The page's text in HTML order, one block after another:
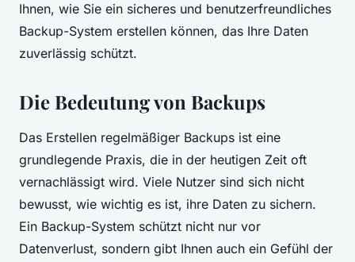
Ihnen, wie Sie ein sicheres und benutzerfreundliches
Backup-System erstellen können, das Ihre Daten
zuverlässig schützt.
Die Bedeutung von Backups
Das Erstellen regelmäßiger Backups ist eine
grundlegende Praxis, die in der heutigen Zeit oft
vernachlässigt wird. Viele Nutzer sind sich nicht
bewusst, wie wichtig es ist, ihre Daten zu sichern.
Ein Backup-System schützt nicht nur vor
Datenverlust, sondern gibt Ihnen auch ein Gefühl der